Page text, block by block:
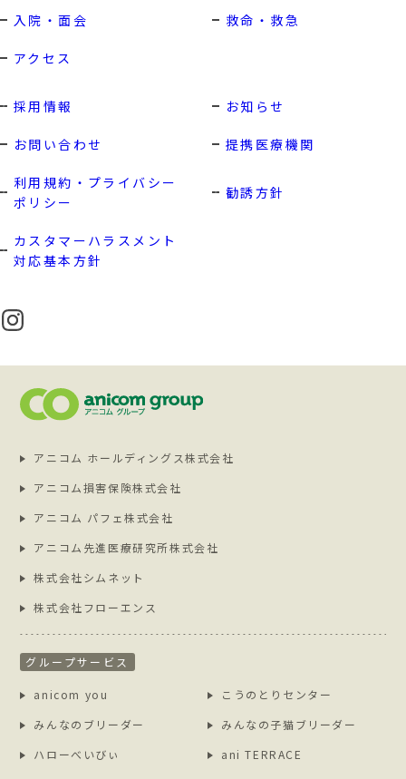
入院・面会 救命・救急
アクセス
採用情報 お知らせ
お問い合わせ 提携医療機関
利用規約・プライバシー
ポリシー
勧誘方針
カスタマーハラスメント
対応基本方針
アニコム ホールディングス株式会社
アニコム損害保険株式会社
アニコム パフェ株式会社
アニコム先進医療研究所株式会社
株式会社シムネット
株式会社フローエンス
グループサービス
anicom you
こうのとりセンター
みんなのブリーダー
みんなの子猫ブリーダー
ハローべいびぃ
ani TERRACE